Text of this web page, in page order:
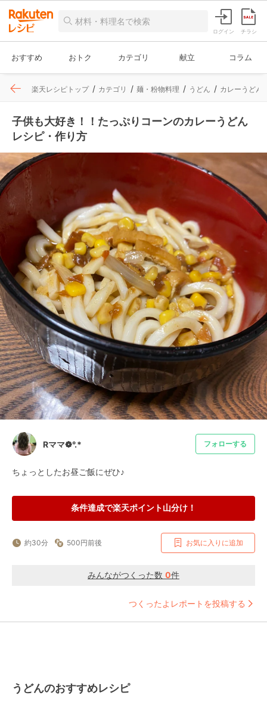
ログイン チラシ
おすすめ おトク カテゴリ 献立 コラム
楽天レシピトップ カテゴリ 麺・粉物料理 うどん カレーうどん
子供も大好き！！たっぷりコーンのカレーうどん
レシピ・作り方
Rママ❁°.* フォローする
ちょっとしたお昼ご飯にぜひ♪
条件達成で楽天ポイント山分け！
約30分 500円前後 お気に入りに追加
みんながつくった数 0件
つくったよレポートを投稿する
うどんのおすすめレシピ